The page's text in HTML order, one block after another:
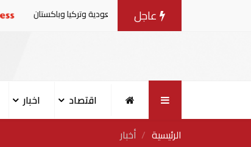
عاجل
الدفاع المشترك بين السعودية وتركيا وباكستان
اقتصاد اخبار
الرئيسية
أخبار